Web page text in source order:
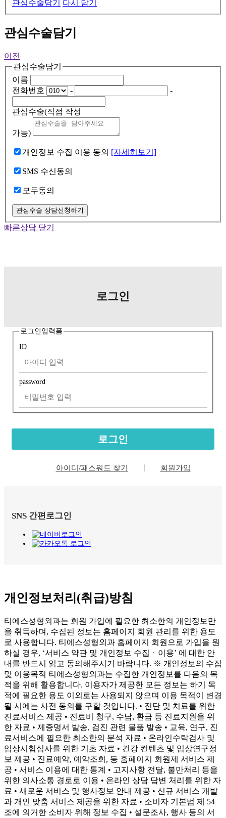
관심수술담기 다시 담기
관심수술담기
이전
관심수술담기
이름
전화번호
- -
관심수술(직접 작성
가능)
개인정보 수집 이용 동의 [자세히보기]
SMS 수신동의
모두동의
관심수술 상담신청하기
빠른상담 닫기
로그인
로그인입력폼
ID
password
아이디/패스워드 찾기 회원가입
SNS 간편로그인
개인정보처리(취급)방침
티에스성형외과는 회원 가입에 필요한 최소한의 개인정보만
을 취득하며, 수집된 정보는 홈페이지 회원 관리를 위한 용도
로 사용합니다. 티에스성형외과 홈페이지 회원으로 가입을 원
하실 경우, ‘서비스 약관 및 개인정보 수집ㆍ이용’ 에 대한 안
내를 반드시 읽고 동의해주시기 바랍니다. ※ 개인정보의 수집
및 이용목적 티에스성형외과는 수집한 개인정보를 다음의 목
적을 위해 활용합니다. 이용자가 제공한 모든 정보는 하기 목
적에 필요한 용도 이외로는 사용되지 않으며 이용 목적이 변경
될 시에는 사전 동의를 구할 것입니다. • 진단 및 치료를 위한
진료서비스 제공 • 진료비 청구, 수납, 환급 등 진료지원을 위
한 자료 • 제증명서 발송, 검진 관련 물품 발송 • 교육, 연구, 진
료서비스에 필요한 최소한의 분석 자료 • 온라인수탁검사 및
임상시험심사를 위한 기초 자료 • 건강 컨텐츠 및 임상연구정
보 제공 • 진료예약, 예약조회, 등 홈페이지 회원제 서비스 제
공 • 서비스 이용에 대한 통계 • 고지사항 전달, 불만처리 등을
위한 의사소통 경로로 이용 • 온라인 상담 답변 처리를 위한 자
료 • 새로운 서비스 및 행사정보 안내 제공 • 신규 서비스 개발
과 개인 맞춤 서비스 제공을 위한 자료 • 소비자 기본법 제 54
조에 의거한 소비자 위해 정보 수집 • 설문조사, 행사 등의 서